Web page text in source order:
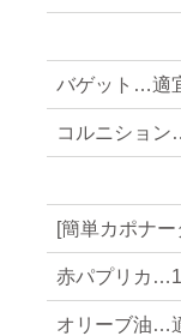
バゲット…適
コルニショ
[簡単カポナー
赤パプリカ
オリーブ油…